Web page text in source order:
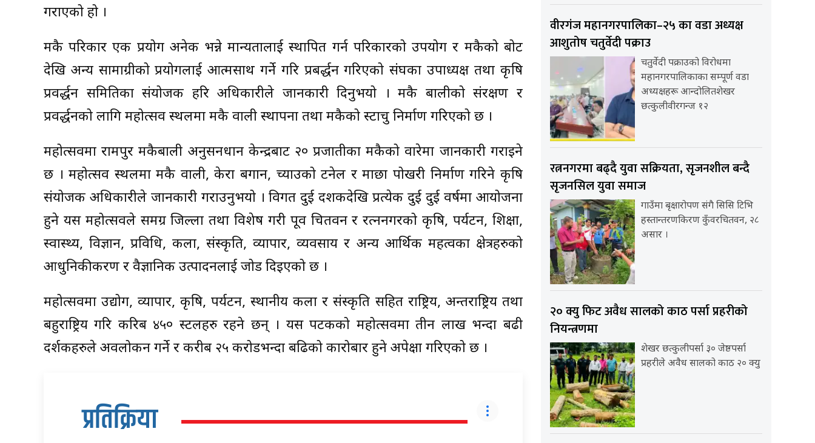
गराएको हो ।
मकै परिकार एक प्रयोग अनेक भन्ने मान्यतालाई स्थापित गर्न परिकारको उपयोग र मकैको बोट
देखि अन्य सामाग्रीको प्रयोगलाई आत्मसाथ गर्ने गरि प्रबर्द्धन गरिएको संघका उपाध्यक्ष तथा कृषि
प्रवर्द्धन समितिका संयोजक हरि अधिकारीले जानकारी दिनुभयो । मकै बालीको संरक्षण र
प्रवर्द्धनको लागि महोत्सव स्थलमा मकै वाली स्थापना तथा मकैको स्टाचु निर्माण गरिएको छ ।
महोत्सवमा रामपुर मकैबाली अनुसनधान केन्द्रबाट २० प्रजातीका मकैको वारेमा जानकारी गराइने
छ । महोत्सव स्थलमा मकै वाली, केरा बगान, च्याउको टनेल र माछा पोखरी निर्माण गरिने कृषि
संयोजक अधिकारीले जानकारी गराउनुभयो । विगत दुई दशकदेखि प्रत्येक दुई दुई वर्षमा आयोजना
हुने यस महोत्सवले समग्र जिल्ला तथा विशेष गरी पूर्वी चितवन र रत्ननगरको कृषि, पर्यटन, शिक्षा,
स्वास्थ्य, विज्ञान, प्रविधि, कला, संस्कृति, व्यापार, व्यवसाय र अन्य आर्थिक महत्वका क्षेत्रहरुको
आधुनिकीकरण र वैज्ञानिक उत्पादनलाई जोड दिइएको छ ।
महोत्सवमा उद्योग, व्यापार, कृषि, पर्यटन, स्थानीय कला र संस्कृति सहित राष्ट्रिय, अन्तराष्ट्रिय तथा
बहुराष्ट्रिय गरि करिब ४५० स्टलहरु रहने छन् । यस पटकको महोत्सवमा तीन लाख भन्दा बढी
दर्शकहरुले अवलोकन गर्ने र करीब २५ करोडभन्दा बढिको कारोबार हुने अपेक्षा गरिएको छ ।
प्रतिक्रिया
वीरगंज महानगरपालिका–२५ का वडा अध्यक्ष
आशुतोष चतुर्वेदी पक्राउ
चतुर्वेदी पक्राउको विरोधमा
महानगरपालिकाका सम्पूर्ण वडा
अध्यक्षहरू आन्दोलितशेखर
छत्कुलीवीरगन्ज १२
रत्ननगरमा बढ्दै युवा सक्रियता, सृजनशील बन्दै
सृजनसिल युवा समाज
गाउँमा बृक्षारोपण संगै सिसि टिभि
हस्तान्तरणकिरण कुँवरचितवन, २८
असार ।
२० क्यु फिट अवैध सालको काठ पर्सा प्रहरीको
नियन्त्रणमा
शेखर छत्कुलीपर्सा ३० जेष्ठपर्सा
प्रहरीले अवैध सालको काठ २० क्यु